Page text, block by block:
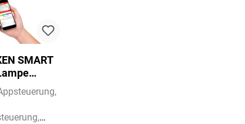
SMART
Ø 22,5 cm,
Nickel